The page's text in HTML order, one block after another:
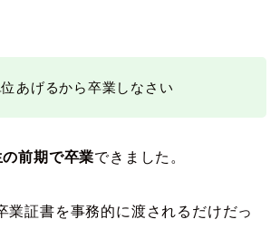
位あげるから卒業しなさい
前期で卒業できました。
業証書を事務的に渡されるだけだっ